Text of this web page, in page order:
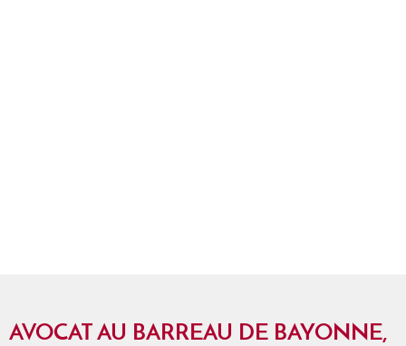
AVOCAT AU BARREAU DE BAYONNE,